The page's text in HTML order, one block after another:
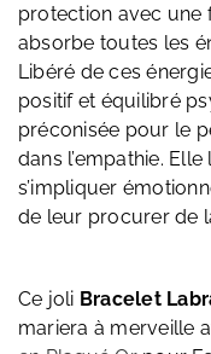
protection avec une
absorbe toutes les
Libéré de ces
positif et équilibré
préconisée pour le
dans l’empathie.
s’impliquer
de leur procurer de
Ce joli Bracelet
mariera à merveille